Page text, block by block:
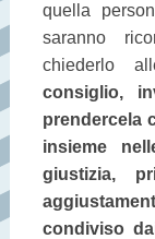
quella
saranno
chiederlo
consiglio,
prendercela
insieme
giustizia,
condiviso